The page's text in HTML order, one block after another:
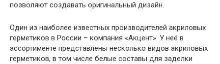
позволяют создавать оригинальный дизайн.
Один из наиболее известных производителей акриловых
герметиков в России – компания «Акцент». У неё в
ассортименте представлены несколько видов акриловых
герметиков, в том числе белые составы для заделки